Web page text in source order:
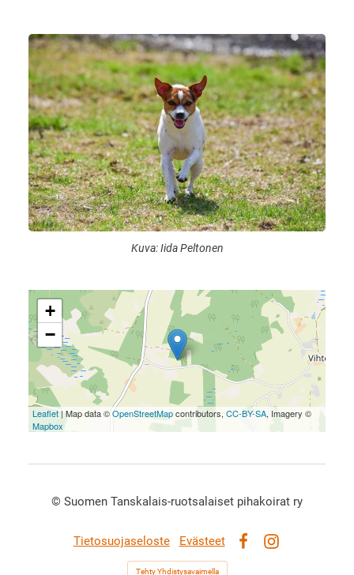
Kuva: Iida Peltonen
+
−
Leaflet| Map data ©OpenStreetMapcontributors, CC-BY-SA, Imagery ©
Mapbox
© Suomen Tanskalais-ruotsalaiset pihakoirat ry
Tietosuojaseloste
Evästeet
Tehty Yhdistysavaimella